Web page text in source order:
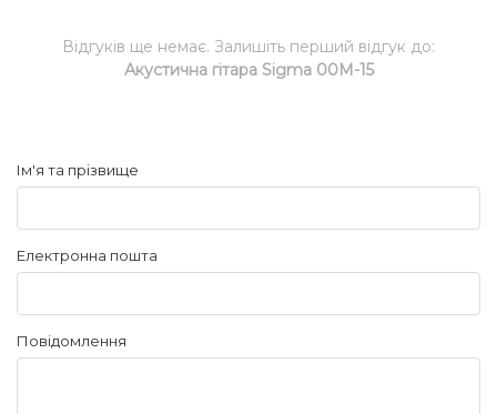
Відгуків ще немає. Залишіть перший відгук до:
Акустична гітара Sigma 00M-15
Ім'я та прізвище
Електронна пошта
Повідомлення